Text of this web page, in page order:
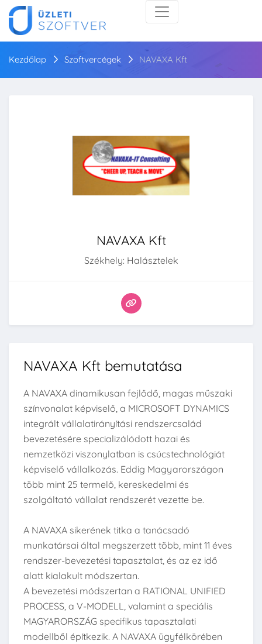
Kezdőlap Szoftvercégek NAVAXA Kft
NAVAXA Kft
Székhely: Halásztelek
NAVAXA Kft bemutatása
A NAVAXA dinamikusan fejlődő, magas műszaki
színvonalat képviselő, a MICROSOFT DYNAMICS
integrált vállalatirányítási rendszercsalád
bevezetésére specializálódott hazai és
nemzetközi viszonylatban is csúcstechnológiát
képviselő vállalkozás. Eddig Magyarországon
több mint 25 termelő, kereskedelmi és
szolgáltató vállalat rendszerét vezette be.
A NAVAXA sikerének titka a tanácsadó
munkatársai által megszerzett több, mint 11 éves
rendszer-bevezetési tapasztalat, és az ez idő
alatt kialakult módszertan.
A bevezetési módszertan a RATIONAL UNIFIED
PROCESS, a V-MODELL, valamint a speciális
MAGYARORSZÁG specifikus tapasztalati
modellből építkezik. A NAVAXA ügyfélkörében